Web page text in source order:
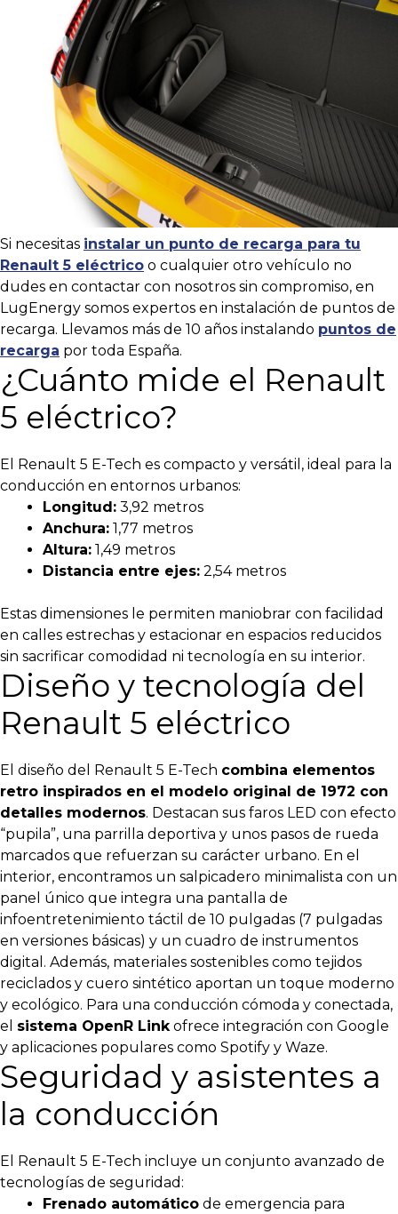
Si necesitas instalar un punto de recarga para tu
Renault 5 eléctrico o cualquier otro vehículo no
dudes en contactar con nosotros sin compromiso, en
LugEnergy somos expertos en instalación de puntos de
recarga. Llevamos más de 10 años instalando puntos de
recarga por toda España.
¿Cuánto mide el Renault
5 eléctrico?
El Renault 5 E-Tech es compacto y versátil, ideal para la
conducción en entornos urbanos:
Longitud: 3,92 metros
Anchura: 1,77 metros
Altura: 1,49 metros
Distancia entre ejes: 2,54 metros
Estas dimensiones le permiten maniobrar con facilidad
en calles estrechas y estacionar en espacios reducidos
sin sacrificar comodidad ni tecnología en su interior.
Diseño y tecnología del
Renault 5 eléctrico
El diseño del Renault 5 E-Tech combina elementos
retro inspirados en el modelo original de 1972 con
detalles modernos. Destacan sus faros LED con efecto
“pupila”, una parrilla deportiva y unos pasos de rueda
marcados que refuerzan su carácter urbano. En el
interior, encontramos un salpicadero minimalista con un
panel único que integra una pantalla de
infoentretenimiento táctil de 10 pulgadas (7 pulgadas
en versiones básicas) y un cuadro de instrumentos
digital. Además, materiales sostenibles como tejidos
reciclados y cuero sintético aportan un toque moderno
y ecológico. Para una conducción cómoda y conectada,
el sistema OpenR Linkofrece integración con Google
y aplicaciones populares como Spotify y Waze.
Seguridad y asistentes a
la conducción
El Renault 5 E-Tech incluye un conjunto avanzado de
tecnologías de seguridad:
Frenado automático de emergencia para